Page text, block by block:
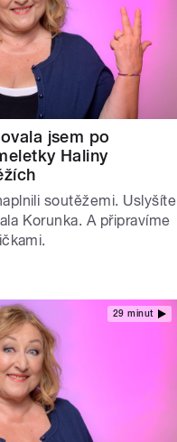
jsem po
Haliny
soutěžemi. Uslyšíte
Korunka. A připravíme
29 minut